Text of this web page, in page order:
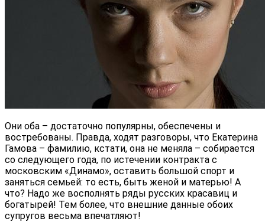
Они оба – достаточно популярны, обеспечены и
востребованы. Правда, ходят разговоры, что Екатерина
Гамова – фамилию, кстати, она не меняла – собирается
со следующего года, по истечении контракта с
московским «Динамо», оставить большой спорт и
заняться семьей: то есть, быть женой и матерью! А
что? Надо же восполнять ряды русских красавиц и
богатырей! Тем более, что внешние данные обоих
супругов весьма впечатляют!